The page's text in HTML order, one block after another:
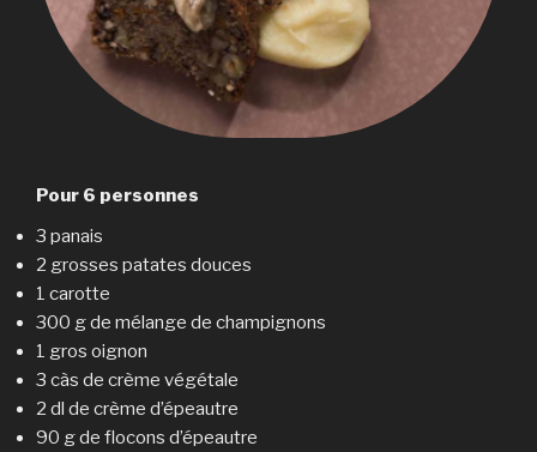
Pour 6 personnes
3 panais
2 grosses patates douces
1 carotte
300 g de mélange de champignons
1 gros oignon
3 càs de crème végétale
2 dl de crème d’épeautre
90 g de flocons d’épeautre